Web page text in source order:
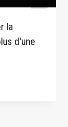
la
d'une